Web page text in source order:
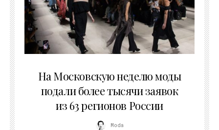
На Московскую неделю моды
подали более тысячи заявок
из 63 регионов России
Moda